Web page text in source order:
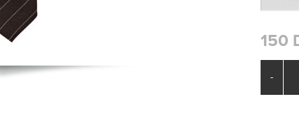
150
-